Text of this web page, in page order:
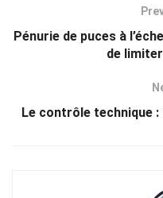
Pénurie de puces à
de
Le contrôle technique